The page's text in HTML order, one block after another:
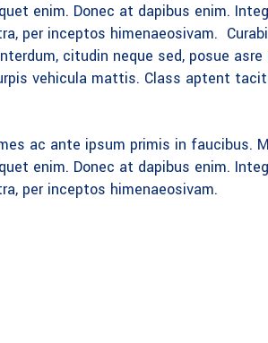
enim. Donec at dapibus enim.
per inceptos himenaeosivam.
citudin neque sed, posue
vehicula mattis. Class aptent
ac ante ipsum primis in faucibus.
enim. Donec at dapibus enim.
per inceptos himenaeosivam.